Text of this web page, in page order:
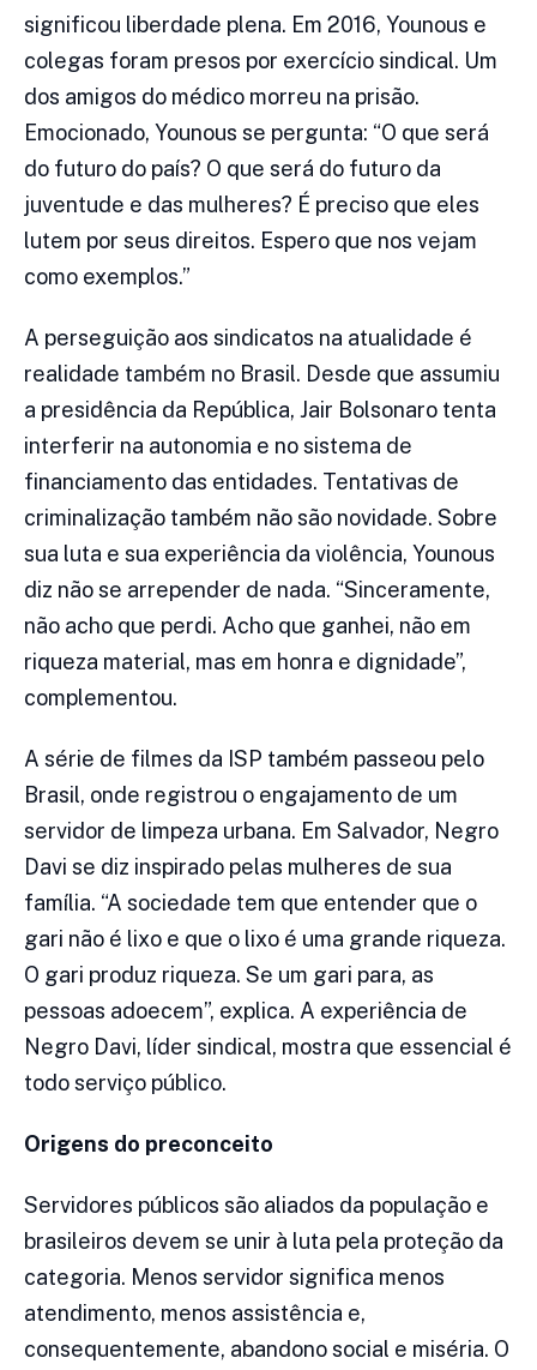
significou liberdade plena. Em 2016, Younous e
colegas foram presos por exercício sindical. Um
dos amigos do médico morreu na prisão.
Emocionado, Younous se pergunta: “O que será
do futuro do país? O que será do futuro da
juventude e das mulheres? É preciso que eles
lutem por seus direitos. Espero que nos vejam
como exemplos.”
A perseguição aos sindicatos na atualidade é
realidade também no Brasil. Desde que assumiu
a presidência da República, Jair Bolsonaro tenta
interferir na autonomia e no sistema de
financiamento das entidades. Tentativas de
criminalização também não são novidade. Sobre
sua luta e sua experiência da violência, Younous
diz não se arrepender de nada. “Sinceramente,
não acho que perdi. Acho que ganhei, não em
riqueza material, mas em honra e dignidade”,
complementou.
A série de filmes da ISP também passeou pelo
Brasil, onde registrou o engajamento de um
servidor de limpeza urbana. Em Salvador, Negro
Davi se diz inspirado pelas mulheres de sua
família. “A sociedade tem que entender que o
gari não é lixo e que o lixo é uma grande riqueza.
O gari produz riqueza. Se um gari para, as
pessoas adoecem”, explica. A experiência de
Negro Davi, líder sindical, mostra que essencial é
todo serviço público.
Origens do preconceito
Servidores públicos são aliados da população e
brasileiros devem se unir à luta pela proteção da
categoria. Menos servidor significa menos
atendimento, menos assistência e,
consequentemente, abandono social e miséria. O